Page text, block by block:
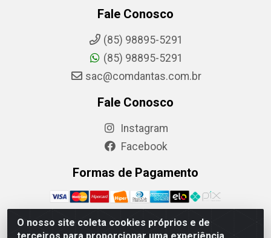
O nosso site coleta cookies próprios e de
Fale Conosco
(85) 98895-5291
(85) 98895-5291
sac@comdantas.com.br
Fale Conosco
Instagram
Facebook
Formas de Pagamento